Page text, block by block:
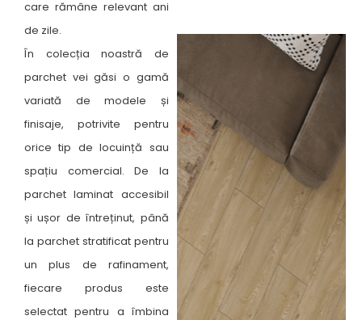
care rămâne relevant ani
de zile.
În colecția noastră de
parchet vei găsi o gamă
variată de modele și
finisaje, potrivite pentru
orice tip de locuință sau
spațiu comercial. De la
parchet laminat accesibil
și ușor de întreținut, până
la parchet stratificat pentru
un plus de rafinament,
fiecare produs este
selectat pentru a îmbina